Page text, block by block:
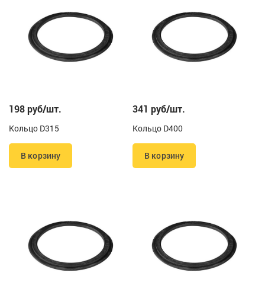
198 руб/шт.
Кольцо D315
В корзину
341 руб/шт.
Кольцо D400
В корзину